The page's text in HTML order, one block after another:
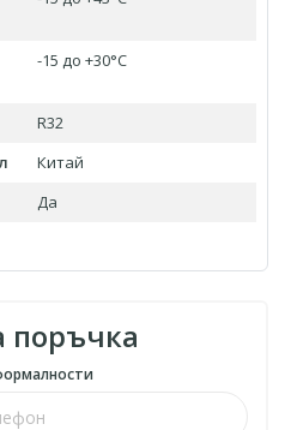
поръчка
-15 до +30°С
R32
Китай
Да